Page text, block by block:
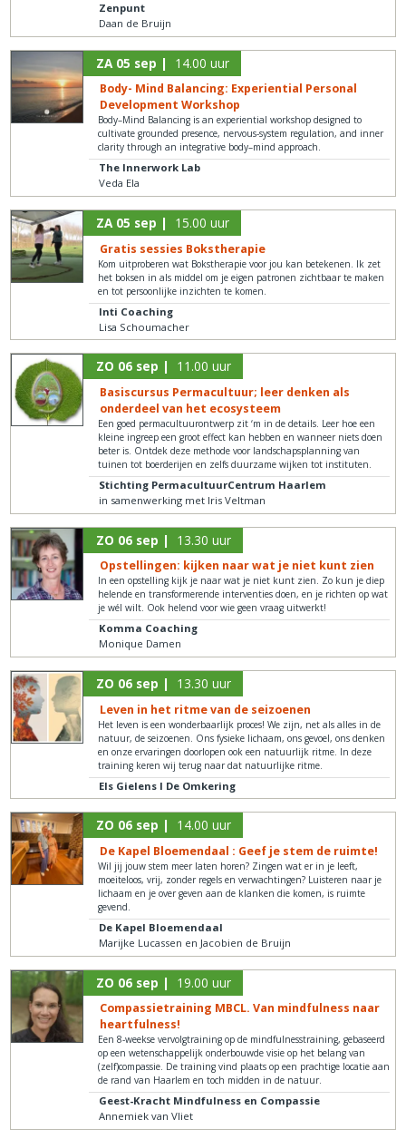
Zenpunt
Daan de Bruijn
ZA 05 sep | 14.00 uur
Body- Mind Balancing: Experiential Personal
Development Workshop
Body–Mind Balancing is an experiential workshop designed to
cultivate grounded presence, nervous-system regulation, and inner
clarity through an integrative body–mind approach.
The Innerwork Lab
Veda Ela
ZA 05 sep | 15.00 uur
Gratis sessies Bokstherapie
Kom uitproberen wat Bokstherapie voor jou kan betekenen. Ik zet
het boksen in als middel om je eigen patronen zichtbaar te maken
en tot persoonlijke inzichten te komen.
Inti Coaching
Lisa Schoumacher
ZO 06 sep | 11.00 uur
Basiscursus Permacultuur; leer denken als
onderdeel van het ecosysteem
Een goed permacultuurontwerp zit ‘m in de details. Leer hoe een
kleine ingreep een groot effect kan hebben en wanneer niets doen
beter is. Ontdek deze methode voor landschapsplanning van
tuinen tot boerderijen en zelfs duurzame wijken tot instituten.
Stichting PermacultuurCentrum Haarlem
in samenwerking met Iris Veltman
ZO 06 sep | 13.30 uur
Opstellingen: kijken naar wat je niet kunt zien
In een opstelling kijk je naar wat je niet kunt zien. Zo kun je diep
helende en transformerende interventies doen, en je richten op wat
je wél wilt. Ook helend voor wie geen vraag uitwerkt!
Komma Coaching
Monique Damen
ZO 06 sep | 13.30 uur
Leven in het ritme van de seizoenen
Het leven is een wonderbaarlijk proces! We zijn, net als alles in de
natuur, de seizoenen. Ons fysieke lichaam, ons gevoel, ons denken
en onze ervaringen doorlopen ook een natuurlijk ritme. In deze
training keren wij terug naar dat natuurlijke ritme.
Els Gielens I De Omkering
ZO 06 sep | 14.00 uur
De Kapel Bloemendaal : Geef je stem de ruimte!
Wil jij jouw stem meer laten horen? Zingen wat er in je leeft,
moeiteloos, vrij, zonder regels en verwachtingen? Luisteren naar je
lichaam en je over geven aan de klanken die komen, is ruimte
gevend.
De Kapel Bloemendaal
Marijke Lucassen en Jacobien de Bruijn
ZO 06 sep | 19.00 uur
Compassietraining MBCL. Van mindfulness naar
heartfulness!
Een 8-weekse vervolgtraining op de mindfulnesstraining, gebaseerd
op een wetenschappelijk onderbouwde visie op het belang van
(zelf)compassie. De training vind plaats op een prachtige locatie aan
de rand van Haarlem en toch midden in de natuur.
Geest-Kracht Mindfulness en Compassie
Annemiek van Vliet